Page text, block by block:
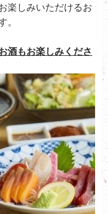
楽しみいただけるお
。
酒もお楽しみくださ